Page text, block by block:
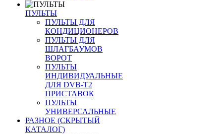
ПУЛЬТЫ
ПУЛЬТЫ ДЛЯ
КОНДИЦИОНЕРОВ
ПУЛЬТЫ ДЛЯ
ШЛАГБАУМОВ
ВОРОТ
ПУЛЬТЫ
ИНДИВИДУАЛЬНЫЕ
ДЛЯ DVB-T2
ПРИСТАВОК
ПУЛЬТЫ
УНИВЕРСАЛЬНЫЕ
РАЗНОЕ (СКРЫТЫЙ
КАТАЛОГ)